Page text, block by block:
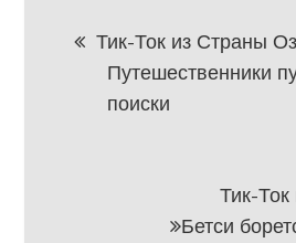
Навигация
Тик-Ток из Страны Оз
Путешественники
поиски
Тик-
Бетси